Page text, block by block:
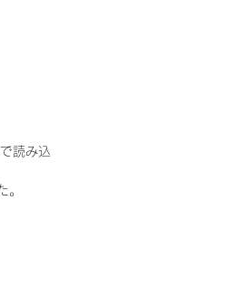
読み込
。